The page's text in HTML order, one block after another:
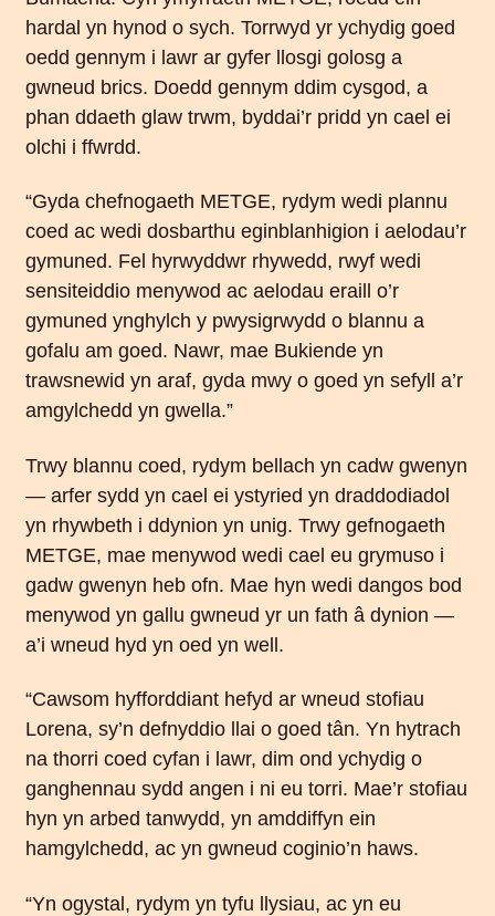
hardal yn hynod o sych. Torrwyd yr ychydig goed
oedd gennym i lawr ar gyfer llosgi golosg a
gwneud brics. Doedd gennym ddim cysgod, a
phan ddaeth glaw trwm, byddai’r pridd yn cael ei
olchi i ffwrdd.
“Gyda chefnogaeth METGE, rydym wedi plannu
coed ac wedi dosbarthu eginblanhigion i aelodau’r
gymuned. Fel hyrwyddwr rhywedd, rwyf wedi
sensiteiddio menywod ac aelodau eraill o’r
gymuned ynghylch y pwysigrwydd o blannu a
gofalu am goed. Nawr, mae Bukiende yn
trawsnewid yn araf, gyda mwy o goed yn sefyll a’r
amgylchedd yn gwella.”
Trwy blannu coed, rydym bellach yn cadw gwenyn
— arfer sydd yn cael ei ystyried yn draddodiadol
yn rhywbeth i ddynion yn unig. Trwy gefnogaeth
METGE, mae menywod wedi cael eu grymuso i
gadw gwenyn heb ofn. Mae hyn wedi dangos bod
menywod yn gallu gwneud yr un fath â dynion —
a’i wneud hyd yn oed yn well.
“Cawsom hyfforddiant hefyd ar wneud stofiau
Lorena, sy’n defnyddio llai o goed tân. Yn hytrach
na thorri coed cyfan i lawr, dim ond ychydig o
ganghennau sydd angen i ni eu torri. Mae’r stofiau
hyn yn arbed tanwydd, yn amddiffyn ein
hamgylchedd, ac yn gwneud coginio’n haws.
“Yn ogystal, rydym yn tyfu llysiau, ac yn eu